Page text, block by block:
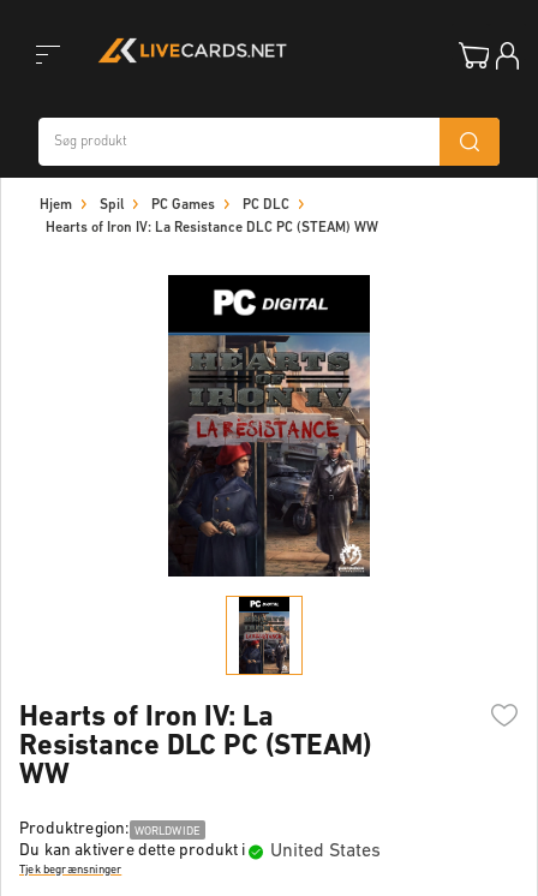
navigation
Hjem Spil PC Games
PC DLC
Hearts of Iron IV: La Resistance DLC PC (STEAM) WW
Hearts of Iron IV: La
Resistance DLC PC (STEAM)
WW
Produktregion: WORLDWIDE
Du kan aktivere dette produkt i United States
Tjek begrænsninger